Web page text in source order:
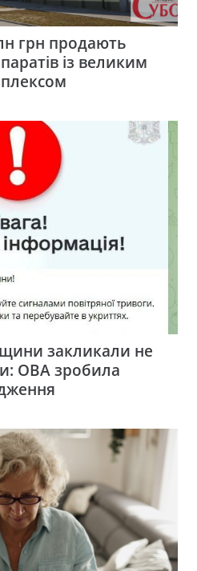
грн продають
із великим
закликали не
ОВА зробила